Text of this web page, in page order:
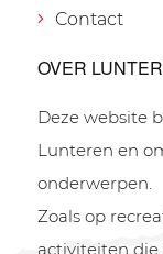
Contact
OVER
Deze website
Lunteren en
onderwerpen.
Zoals op
activiteiten die